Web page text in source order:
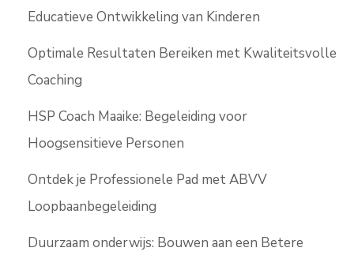
Educatieve Ontwikkeling van Kinderen
Optimale Resultaten Bereiken met Kwaliteitsvolle
Coaching
HSP Coach Maaike: Begeleiding voor
Hoogsensitieve Personen
Ontdek je Professionele Pad met ABVV
Loopbaanbegeleiding
Duurzaam onderwijs: Bouwen aan een Betere